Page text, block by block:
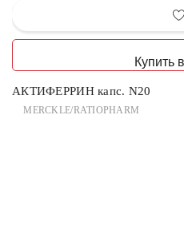
Купить
АКТИФЕРРИН капс. N20
MERCKLE/RATIOPHARM